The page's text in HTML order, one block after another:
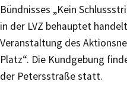
Bündnisses „Kein
in der LVZ behauptet
Veranstaltung des
Platz“. Die Kundgebung
der Petersstraße statt.